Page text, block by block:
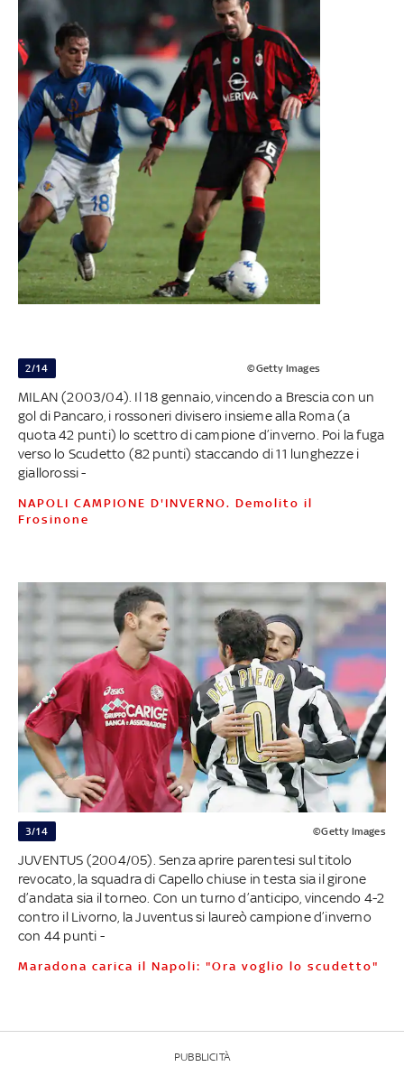
2/14 ©Getty Images
MILAN (2003/04). Il 18 gennaio, vincendo a Brescia con un
gol di Pancaro, i rossoneri divisero insieme alla Roma (a
quota 42 punti) lo scettro di campione d’inverno. Poi la fuga
verso lo Scudetto (82 punti) staccando di 11 lunghezze i
giallorossi -
NAPOLI CAMPIONE D'INVERNO. Demolito il
Frosinone
3/14 ©Getty Images
JUVENTUS (2004/05). Senza aprire parentesi sul titolo
revocato, la squadra di Capello chiuse in testa sia il girone
d’andata sia il torneo. Con un turno d’anticipo, vincendo 4-2
contro il Livorno, la Juventus si laureò campione d’inverno
con 44 punti -
Maradona carica il Napoli: "Ora voglio lo scudetto"
PUBBLICITÀ